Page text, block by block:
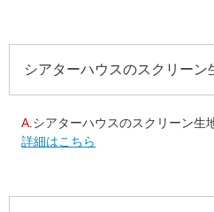
シアターハウスのスクリー
A.シアターハウスのスクリーン生
詳細はこちら